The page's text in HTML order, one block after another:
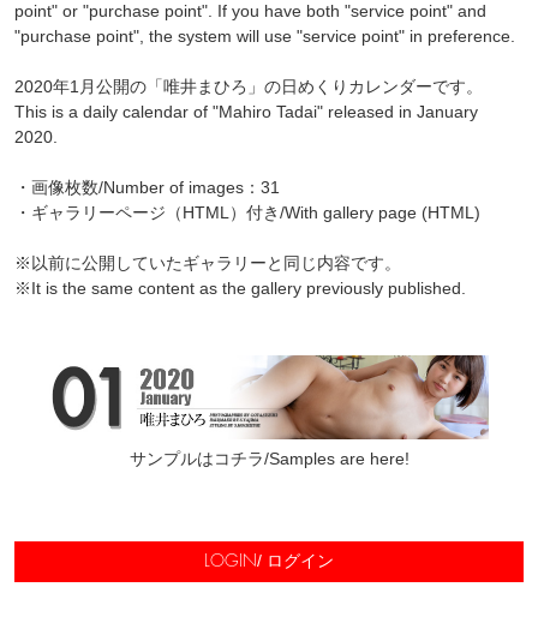
point" or "purchase point". If you have both "service point" and
"purchase point", the system will use "service point" in preference.
2020年1月公開の「唯井まひろ」の日めくりカレンダーです。
This is a daily calendar of "Mahiro Tadai" released in January
2020.
・画像枚数/Number of images：31
・ギャラリーページ（HTML）付き/With gallery page (HTML)
※以前に公開していたギャラリーと同じ内容です。
※It is the same content as the gallery previously published.
サンプルはコチラ/Samples are here!
LOGIN/ ログイン